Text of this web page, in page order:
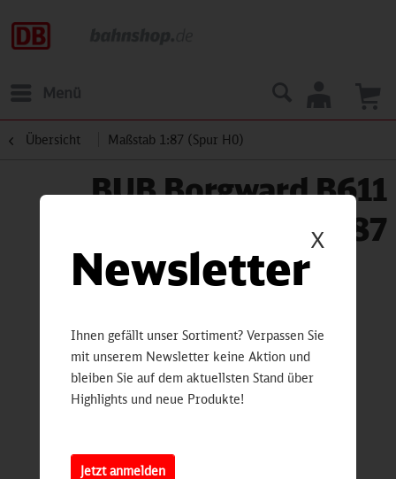
Menü
Übersicht Maßstab 1:87 (Spur H0)
BUB Borgward B611
Kasten 1:87
X
Newsletter
Ihnen gefällt unser Sortiment? Verpassen Sie
mit unserem Newsletter keine Aktion und
bleiben Sie auf dem aktuellsten Stand über
Highlights und neue Produkte!
Jetzt anmelden